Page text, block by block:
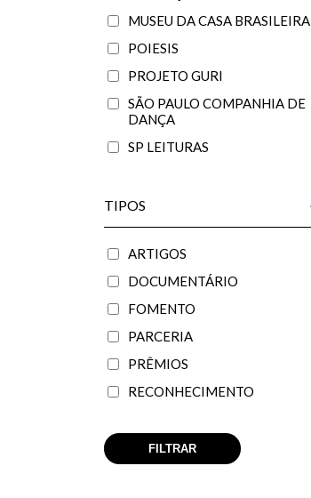
MUSEU DA CASA BRASILEIRA
POIESIS
PROJETO GURI
SÃO PAULO COMPANHIA DE
DANÇA
SP LEITURAS
TIPOS
ARTIGOS
DOCUMENTÁRIO
FOMENTO
PARCERIA
PRÊMIOS
RECONHECIMENTO